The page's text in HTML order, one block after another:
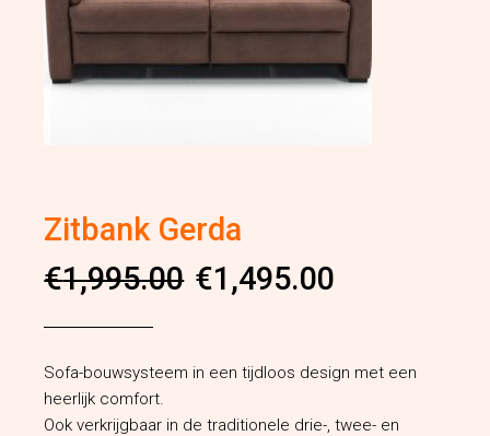
Zitbank Gerda
€1,995.00
Oorspronkelijke
prijs
was:
€1,995.00.
€1,495.00
Huidige
prijs
is:
€1,495.00.
Sofa-bouwsysteem in een tijdloos design met een
heerlijk comfort.
Ook verkrijgbaar in de traditionele drie-, twee- en